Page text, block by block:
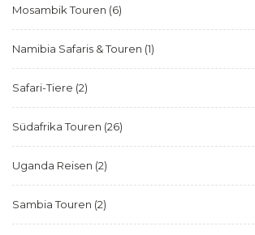
Mosambik Touren (6)
Namibia Safaris & Touren (1)
Safari-Tiere (2)
Südafrika Touren (26)
Uganda Reisen (2)
Sambia Touren (2)